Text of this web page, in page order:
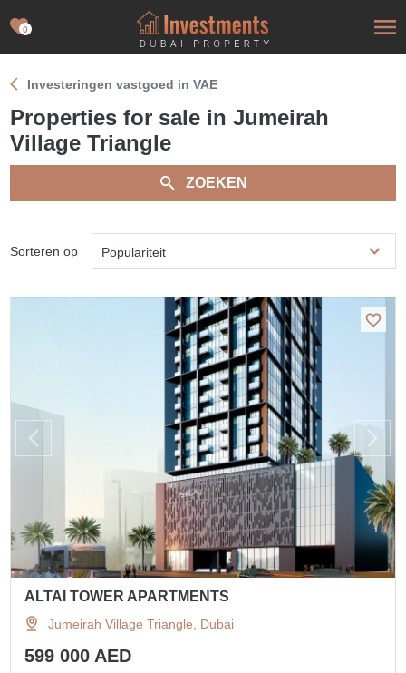
0
Investeringen vastgoed in VAE
Properties for sale in Jumeirah
Village Triangle
ZOEKEN
Sorteren op Populariteit
ALTAI TOWER APARTMENTS
Jumeirah Village Triangle, Dubai
599 000 AED